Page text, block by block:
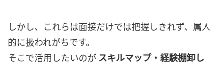
しかし、これらは面接だけでは把握しきれず、属人
的に扱われがちです。
そこで活用したいのが スキルマップ・経験棚卸し